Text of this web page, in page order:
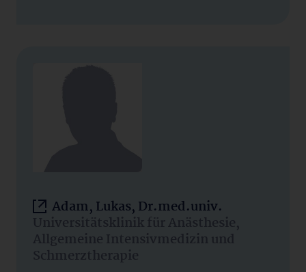
Adam, Lukas, Dr.med.univ.
Universitätsklinik für Anästhesie,
Allgemeine Intensivmedizin und
Schmerztherapie